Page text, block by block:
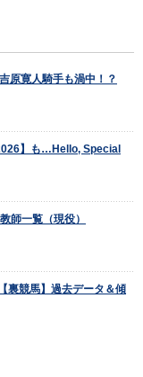
原寛人騎手も渦中！？
】も…Hello, Special
師一覧（現役）
裏競馬】過去データ＆傾